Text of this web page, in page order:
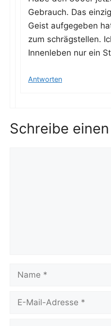
Gebrauch. Das
Geist auf­ge­ge­ben
zum schräg­stel­len.
Innen­le­ben nur ein
Antworten
Schreibe
Name